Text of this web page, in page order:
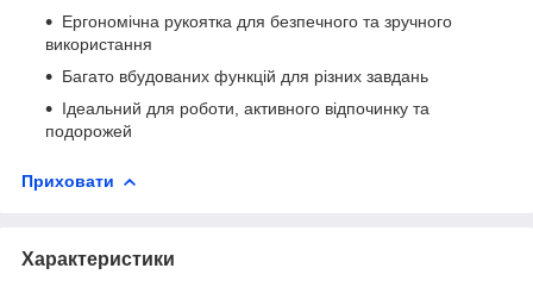
Ергономічна рукоятка для безпечного та зручного
використання
Багато вбудованих функцій для різних завдань
Ідеальний для роботи, активного відпочинку та
подорожей
Приховати
Характеристики